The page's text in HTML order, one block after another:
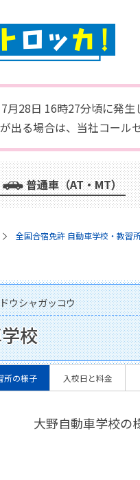
7月28日 16時27分頃に発
出る場合は、当社コール
普通車（AT・MT）
全国合宿免許 自動車学校・教習
ウシャガッコウ
校
所の様子 入校日と料金
大野自動車学校の